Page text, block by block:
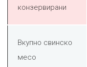
конзервирани
Вкупно свинско
месо